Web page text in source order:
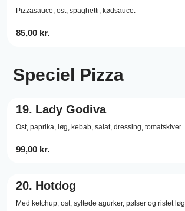
Pizzasauce, ost, spaghetti, kødsauce.
85,00 kr.
Speciel Pizza
19. Lady Godiva
Ost, paprika, løg, kebab, salat, dressing, tomatskiver.
99,00 kr.
20. Hotdog
Med ketchup, ost, syltede agurker, pølser og ristet løg